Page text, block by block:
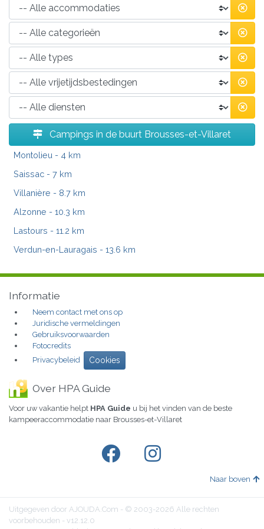
Campings in de buurt Brousses-et-Villaret
Montolieu - 4 km
Saissac - 7 km
Villanière - 8.7 km
Alzonne - 10.3 km
Lastours - 11.2 km
Verdun-en-Lauragais - 13.6 km
Informatie
Neem contact met ons op
Juridische vermeldingen
Gebruiksvoorwaarden
Fotocredits
Privacybeleid
Cookies
Over HPA Guide
Voor uw vakantie helpt HPA Guide u bij het vinden van de beste
kampeeraccommodatie naar Brousses-et-Villaret
Naar boven
Uitgegeven door AJOUDA.Com - © 2003-2026 Alle rechten
voorbehouden - v12.12.0